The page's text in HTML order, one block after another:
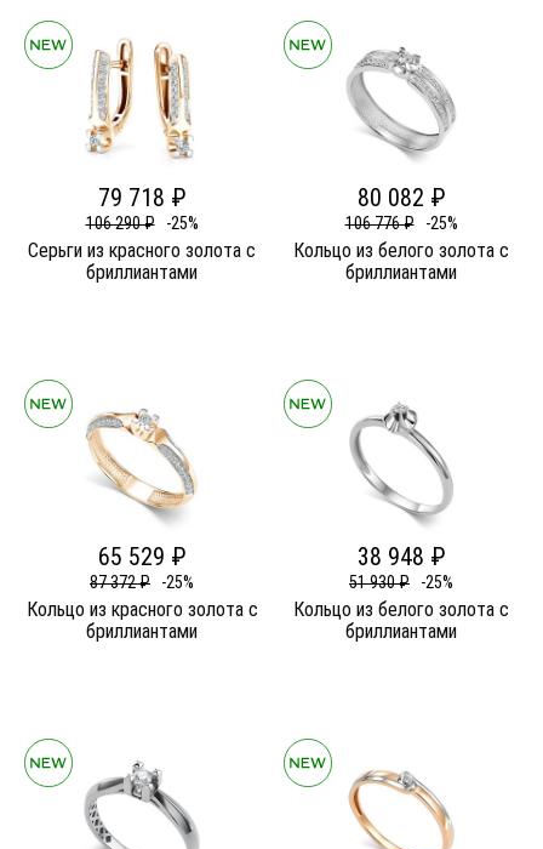
79 718 ₽
106 290 ₽ -25%
Серьги из красного золота c
бриллиантами
80 082 ₽
106 776 ₽ -25%
Кольцо из белого золота c
бриллиантами
65 529 ₽
87 372 ₽ -25%
Кольцо из красного золота c
бриллиантами
38 948 ₽
51 930 ₽ -25%
Кольцо из белого золота c
бриллиантами